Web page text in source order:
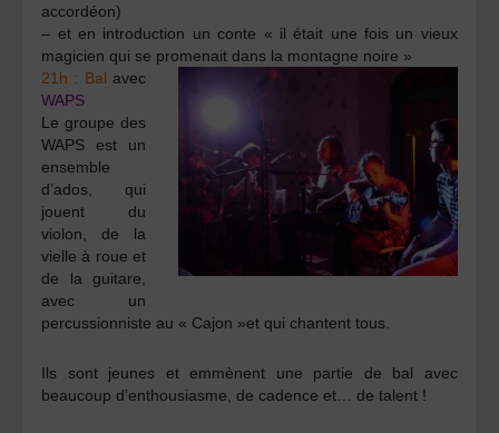
accordéon)
– et en introduction un conte « il était une fois un vieux
magicien qui se promenait dans la montagne noire »
21h : Bal avec
WAPS
Le groupe des
WAPS est un
ensemble
d’ados, qui
jouent du
violon, de la
vielle à roue et
de la guitare,
avec un
percussionniste au « Cajon »et qui chantent tous.
Ils sont jeunes et emmènent une partie de bal avec
beaucoup d’enthousiasme, de cadence et… de talent !